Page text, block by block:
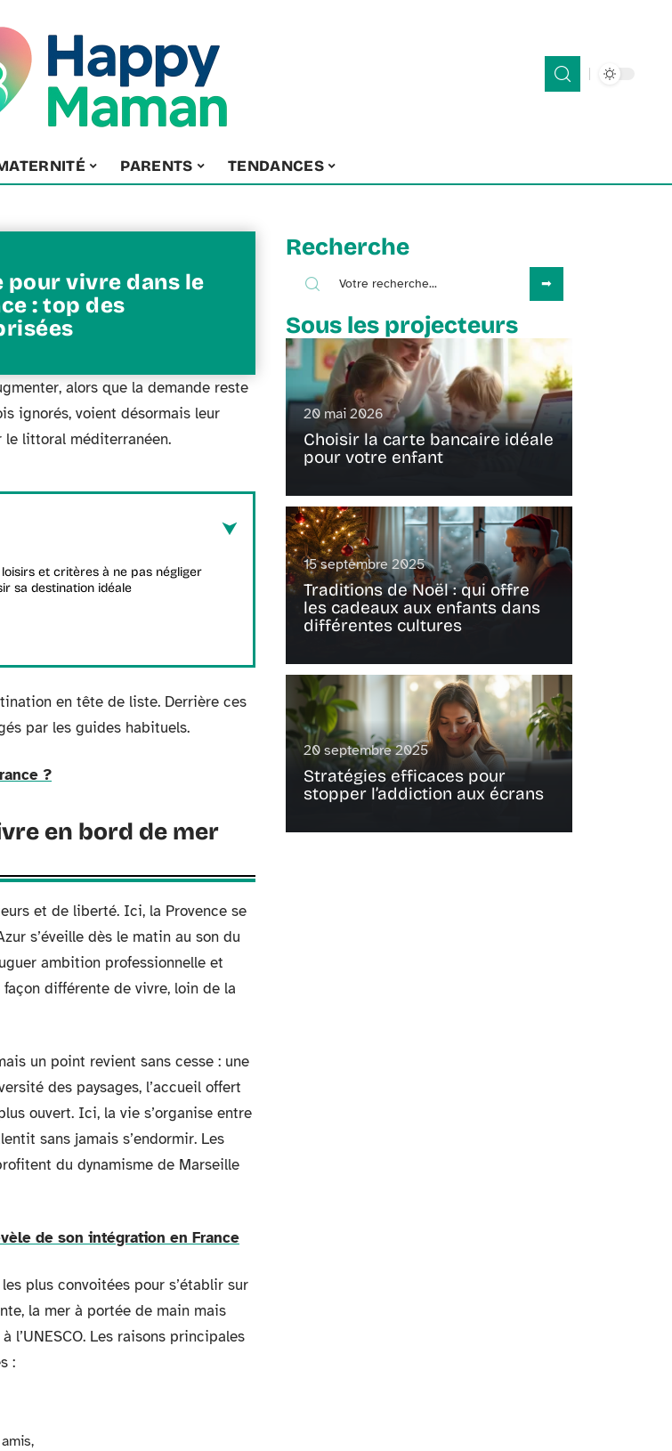
PARENTS TENDANCES
vivre dans le
: top des
alors que la demande reste
ignorés, voient désormais leur
le littoral méditerranéen.
loisirs et critères à ne pas négliger
sa destination idéale
en tête de liste. Derrière ces
par les guides habituels.
?
en bord de mer
et de liberté. Ici, la Provence se
s’éveille dès le matin au son du
ambition professionnelle et
différente de vivre, loin de la
un point revient sans cesse : une
des paysages, l’accueil offert
ouvert. Ici, la vie s’organise entre
sans jamais s’endormir. Les
du dynamisme de Marseille
de son intégration en France
plus convoitées pour s’établir sur
la mer à portée de main mais
l’UNESCO. Les raisons principales
:
Recherche
Sous les projecteurs
20 mai 2026
Choisir la carte bancaire idéale
pour votre enfant
15 septembre 2025
Traditions de Noël : qui offre
les cadeaux aux enfants dans
différentes cultures
20 septembre 2025
Stratégies efficaces pour
stopper l’addiction aux écrans